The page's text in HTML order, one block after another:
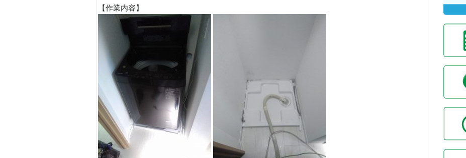
【作業内容】